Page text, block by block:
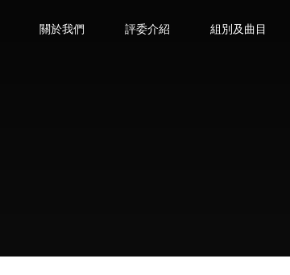
關於我們 評委介紹 組別及曲目